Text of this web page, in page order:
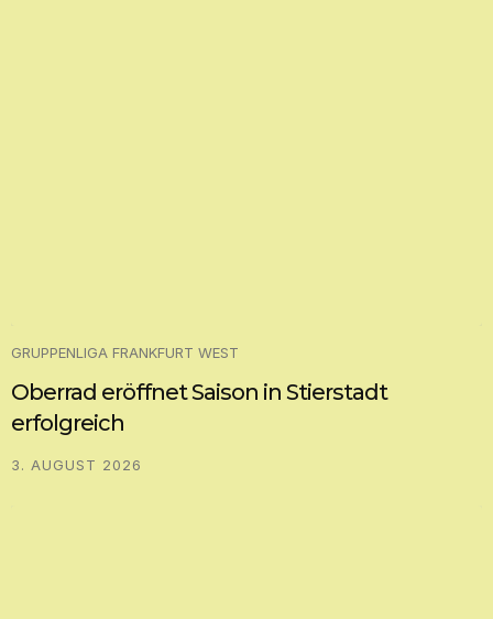
GRUPPENLIGA FRANKFURT WEST
Oberrad eröffnet Saison in Stierstadt
erfolgreich
3. AUGUST 2026